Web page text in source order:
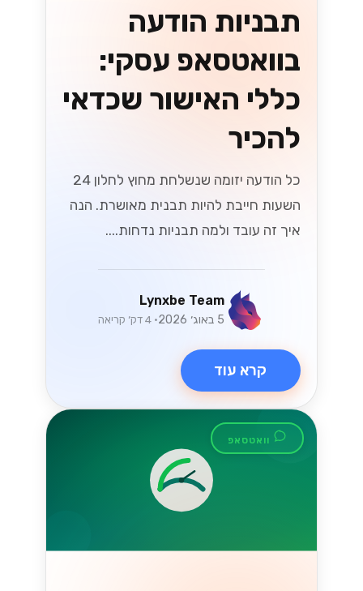
תבניות הודעה
בוואטסאפ עסקי:
כללי האישור שכדאי
להכיר
כל הודעה יזומה שנשלחת מחוץ לחלון 24
השעות חייבת להיות תבנית מאושרת. הנה
איך זה עובד ולמה תבניות נדחות....
Lynxbe Team
5 באוג׳ 2026 • 4 דק׳ קריאה
קרא עוד
וואטסאפ